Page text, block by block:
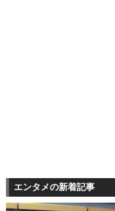
エンタメの新着記事